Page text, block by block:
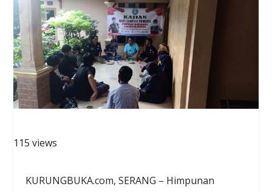
115 views
KURUNGBUKA.com, SERANG – Himpunan